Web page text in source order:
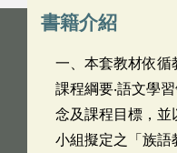
書籍介紹
一、本套教材依循
課程綱要‧語文學
念及課程目標，並
小組擬定之「族語